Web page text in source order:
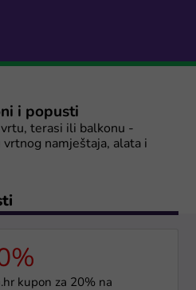
i popusti
terasi ili balkonu -
namještaja, alata i
kupon za 20% na